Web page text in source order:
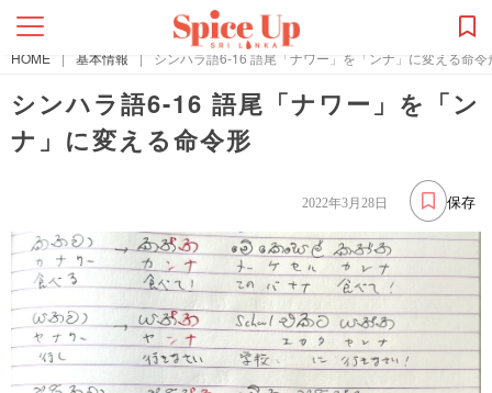
HOME | 基本情報 | シンハラ語6-16 語尾「ナワー」を「ンナ」に変える命令
シンハラ語6-16 語尾「ナワー」を「ン
ナ」に変える命令形
保存
2022年3月28日